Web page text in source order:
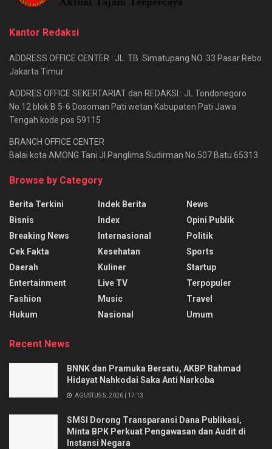
Kantor Redaksi
ADDRESS OFFICE CENTER : JL. TB .Simatupang NO. 33 Pasar Rebo
Jakarta Timur
ADDRES OFFICE SEKERTARIAT dan REDAKSI : JL.Tondonegoro
No.12 blok B 5-6 Dosoman Pati wetan Kabupaten Pati Jawa
Tengah kode pos 59115
BRANCH OFFICE CENTER
Balai kota AMONG Tani Jl.Panglima Sudirman No.507 Batu 65313
Browse by Category
Berita Terkini
Bisnis
Breaking News
Cek Fakta
Daerah
Entertainment
Fashion
Hukum
Indek Berita
Index
Internasional
Kesehatan
Kuliner
Live TV
Music
Nasional
News
Opini Publik
Politik
Sports
Startup
Terpopuler
Travel
Umum
Recent News
BNNK dan Pramuka Bersatu, AKBP Rahmad
Hidayat Nahkodai Saka Anti Narkoba
AGUSTUS 5, 2026 | 17:13
SMSI Dorong Transparansi Dana Publikasi,
Minta BPK Perkuat Pengawasan dan Audit di
Instansi Negara